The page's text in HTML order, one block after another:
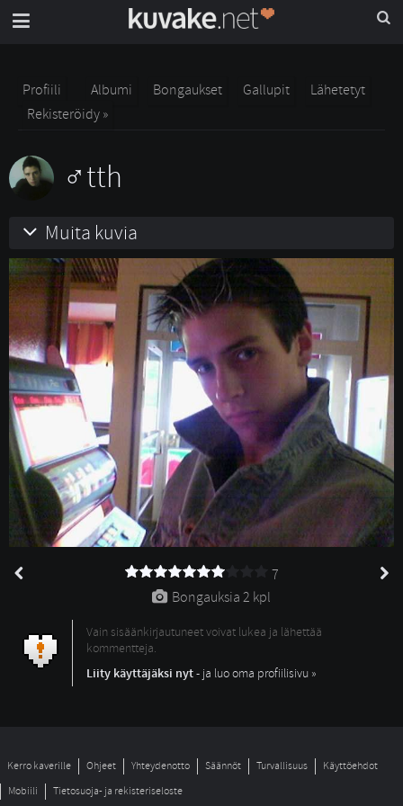
Profiili Albumi Bongaukset Gallupit
Lähetetyt
Rekisteröidy »
tth
Muita kuvia
7
Bongauksia 2 kpl
Vain sisäänkirjautuneet voivat lukea ja lähettää
kommentteja.
Liity käyttäjäksi nyt- ja luo oma profiilisivu »
Kerro kaverille Ohjeet Yhteydenotto Säännöt Turvallisuus
Käyttöehdot
Mobiili
Tietosuoja- ja rekisteriseloste